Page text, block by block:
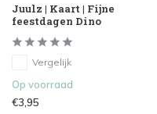
Juulz | Kaart | Fijne
feestdagen Dino
Vergelijk
Op voorraad
€3,95